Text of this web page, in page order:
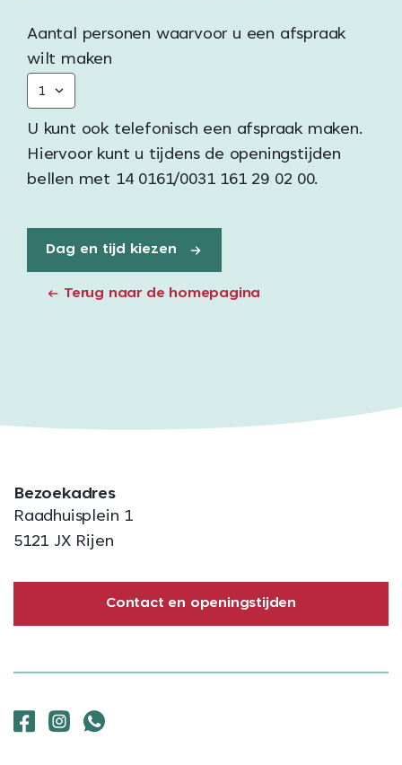
Aantal personen waarvoor u een afspraak
wilt maken
U kunt ook telefonisch een afspraak maken.
Hiervoor kunt u tijdens de openingstijden
bellen met 14 0161/0031 161 29 02 00.
Terug naar de homepagina
Bezoekadres
Raadhuisplein 1
5121 JX Rijen
Contact en openingstijden